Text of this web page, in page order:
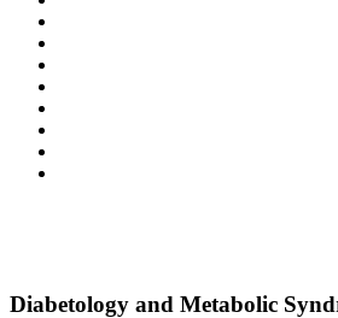
Diabetology and Metabolic